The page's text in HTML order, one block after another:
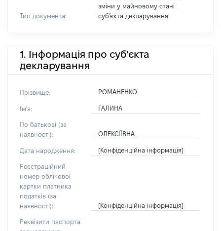
Тип документа:
зміни у майновому стані
субʼєкта декларування
1. Інформація про суб'єкта
декларування
Прізвище: РОМАНЕНКО
Ім'я: ГАЛИНА
По батькові (за
наявності):
ОЛЕКСІЇВНА
Дата народження: [Конфіденційна інформація]
Реєстраційний
номер облікової
картки платника
податків (за
наявності):
[Конфіденційна інформація]
Реквізити паспорта